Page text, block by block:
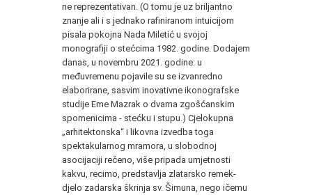
ne reprezentativan. (O tomu je uz briljantno
znanje ali i s jednako rafiniranom intuicijom
pisala pokojna Nada Miletić u svojoj
monografiji o stećcima 1982. godine. Dodajem
danas, u novembru 2021. godine: u
međuvremenu pojavile su se izvanredno
elaborirane, sasvim inovativne ikonografske
studije Eme Mazrak o dvama zgošćanskim
spomenicima - stećku i stupu.) Cjelokupna
„arhitektonska“ i likovna izvedba toga
spektakularnog mramora, u slobodnoj
asocijaciji rečeno, više pripada umjetnosti
kakvu, recimo, predstavlja zlatarsko remek-
djelo zadarska škrinja sv. Šimuna, nego ičemu